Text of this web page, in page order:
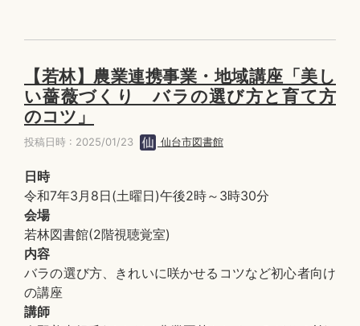
【若林】農業連携事業・地域講座「美し
い薔薇づくり バラの選び方と育て方
のコツ」
投稿日時 : 2025/01/23 仙台市図書館
日時
令和7年3月8日(土曜日)午後2時～3時30分
会場
若林図書館(2階視聴覚室)
内容
バラの選び方、きれいに咲かせるコツなど初心者向け
の講座
講師